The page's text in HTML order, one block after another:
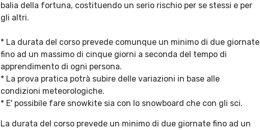
balia della fortuna, costituendo un serio rischio per se stessi e per
gli altri.
* La durata del corso prevede comunque un minimo di due giornate
fino ad un massimo di cinque giorni a seconda del tempo di
apprendimento di ogni persona.
* La prova pratica potrà subire delle variazioni in base alle
condizioni meteorologiche.
* E' possibile fare snowkite sia con lo snowboard che con gli sci.
La durata del corso prevede un minimo di due giornate fino ad un